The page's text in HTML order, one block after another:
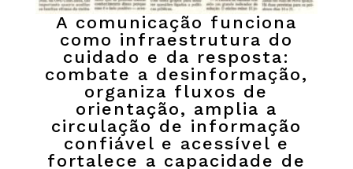
A comunicação funciona
como infraestrutura do
cuidado e da resposta:
combate a desinformação,
organiza fluxos de
orientação, amplia a
circulação de informação
confiável e acessível e
fortalece a capacidade de